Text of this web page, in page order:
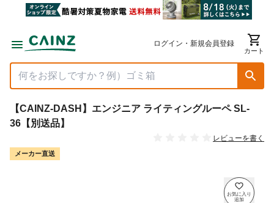
ログイン・新規会員登録
カート
【CAINZ-DASH】エンジニア ライティングルーペ SL-
36【別送品】
レビューを書く
メーカー直送